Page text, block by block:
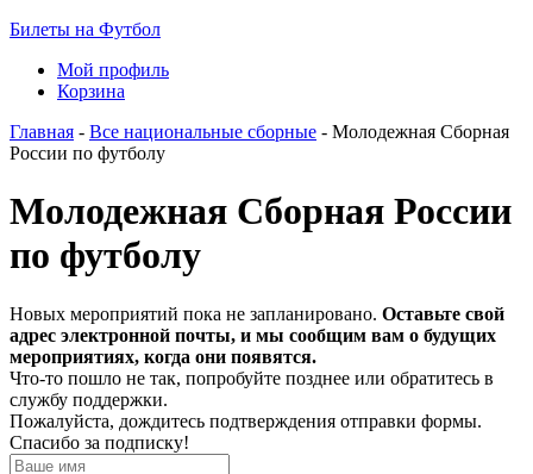
Билеты на Футбол
Мой профиль
Корзина
Главная - Все национальные сборные - Молодежная Сборная
России по футболу
Молодежная Сборная России
по футболу
Новых мероприятий пока не запланировано. Оставьте свой
адрес электронной почты, и мы сообщим вам о будущих
мероприятиях, когда они появятся.
Что-то пошло не так, попробуйте позднее или обратитесь в
службу поддержки.
Пожалуйста, дождитесь подтверждения отправки формы.
Спасибо за подписку!